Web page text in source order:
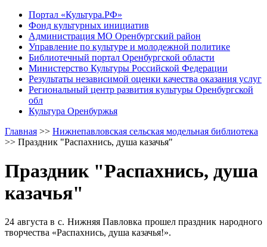
Портал «Культура.РФ»
Фонд культурных инициатив
Администрация МО Оренбургский район
Управление по культуре и молодежной политике
Библиотечный портал Оренбургской области
Министерство Культуры Российской Федерации
Результаты независимой оценки качества оказания услуг
Региональный центр развития культуры Оренбургской
обл
Культура Оренбуржья
Главная >> Нижнепавловская сельская модельная библиотека
>> Праздник "Распахнись, душа казачья"
Праздник "Распахнись, душа
казачья"
24 августа в с. Нижняя Павловка прошел праздник народного
творчества «Распахнись, душа казачья!».